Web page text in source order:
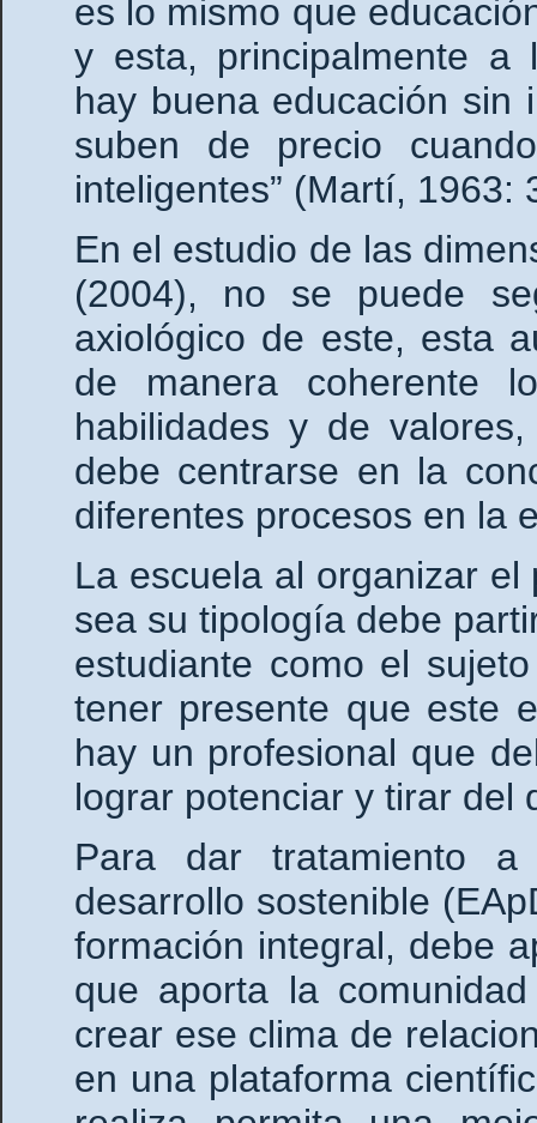
es lo mismo que
y esta, principalmente a
hay buena educación sin
suben de precio
inteligentes” (Martí, 1963:
En el estudio de las
(2004), no se puede
axiológico de este, esta
de manera coherente
habilidades y de
debe centrarse en la
diferentes procesos en la
La escuela al organizar
sea su tipología debe
estudiante como el
tener presente que este
hay un profesional que
lograr potenciar y tirar del
Para dar tratamiento
desarrollo sostenible
formación integral, debe
que aporta la
crear ese clima de
en una plataforma